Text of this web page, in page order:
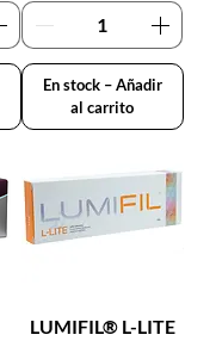
En stock – Añadir
al carrito
LUMIFIL® L-LITE